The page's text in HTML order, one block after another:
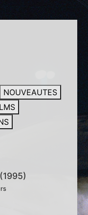
NOUVEAUTES